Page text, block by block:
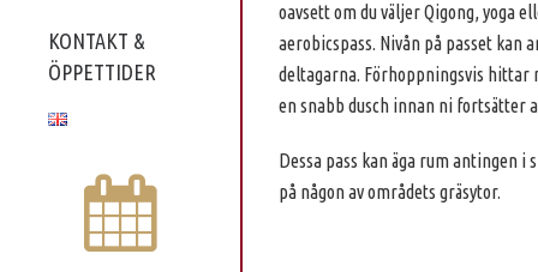
KONTAKT &
ÖPPETTIDER
oavsett om du väljer Qigong, yoga
aerobicspass. Nivån på passet kan
deltagarna. Förhoppningsvis hittar
en snabb dusch innan ni fortsätter
Dessa pass kan äga rum antingen
på någon av områdets gräsytor.